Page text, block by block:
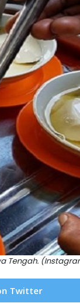
Tengah.
Twitter